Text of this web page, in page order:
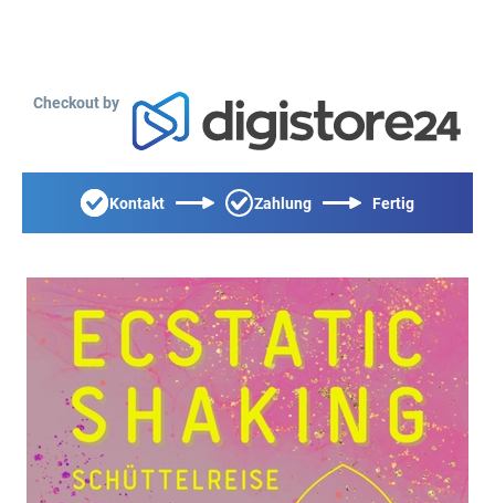
Checkout by
Kontakt Zahlung Fertig